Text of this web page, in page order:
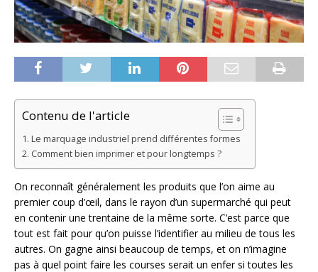
Contenu de l'article
Le marquage industriel prend différentes formes
Comment bien imprimer et pour longtemps ?
On reconnaît généralement les produits que l’on aime au
premier coup d’œil, dans le rayon d’un supermarché qui peut
en contenir une trentaine de la même sorte. C’est parce que
tout est fait pour qu’on puisse l’identifier au milieu de tous les
autres. On gagne ainsi beaucoup de temps, et on n’imagine
pas à quel point faire les courses serait un enfer si toutes les